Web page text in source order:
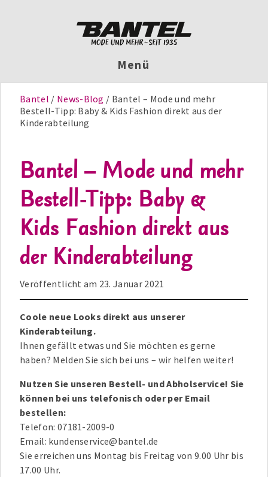
Menü
Bantel News-Blog
Bantel – Mode und mehr
Bestell-Tipp: Baby & Kids Fashion direkt aus der
Kinderabteilung
Bantel – Mode und mehr
Bestell-Tipp: Baby &
Kids Fashion direkt aus
der Kinderabteilung
Veröffentlicht am 23. Januar 2021
Coole neue Looks direkt aus unserer
Kinderabteilung.
Ihnen gefällt etwas und Sie möchten es gerne
haben? Melden Sie sich bei uns – wir helfen weiter!
Nutzen Sie unseren Bestell- und Abholservice! Sie
können bei uns telefonisch oder per Email
bestellen:
Telefon: 07181-2009-0
Email: kundenservice@bantel.de
Sie erreichen uns Montag bis Freitag von 9.00 Uhr bis
17.00 Uhr.